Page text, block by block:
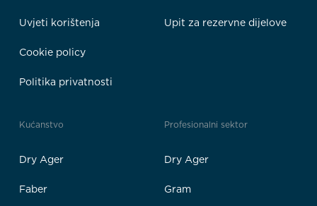
Uvjeti korištenja
Cookie policy
Politika privatnosti
Upit za rezervne dijelove
Kućanstvo
Dry Ager
Faber
Profesionalni sektor
Dry Ager
Gram